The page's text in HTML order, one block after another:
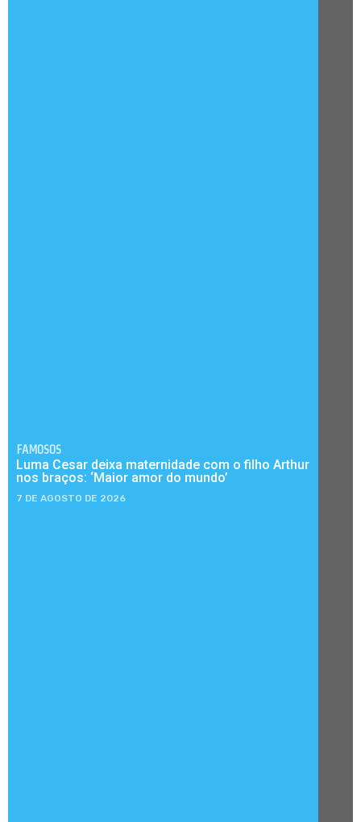
FAMOSOS
Luma Cesar deixa maternidade com o filho Arthur
nos braços: ‘Maior amor do mundo’
7 DE AGOSTO DE 2026